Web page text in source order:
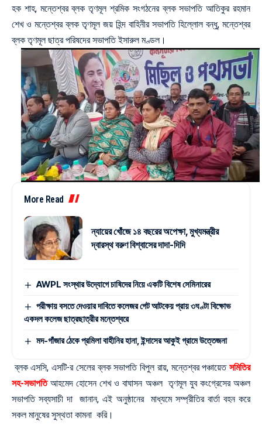
হক শাহ, মন্তেশ্বর ব্লক তৃণমূল শ্রমিক সংগঠনের ব্লক সভাপতি আতিকুর রহমান
শেখ ও মন্তেশ্বর ব্লক তৃণমূল জয় হিন্দ বাহিনীর সভাপতি হিল্লোল বন্ধু, মন্তেশ্বর
ব্লক তৃণমূল ছাত্র পরিষদের সভাপতি ইসারুল মণ্ডল।
More Read
ন্যায়ের খোঁজে ১৪ বছরের অপেক্ষা, মুখ্যমন্ত্রীর
দ্বারস্থ বরুণ বিশ্বাসের দাদা-দিদি
AWPL সংস্থার উদ্যোগে চাষিদের নিয়ে একটি বিশেষ সেমিনারের
পরীক্ষায় বসতে দেওয়ার দাবিতে কলেজর গেট আটকেয় প্রায় ৩ঘণ্টা বিক্ষোভ
একদল কলেজ ছাত্রছাত্রীর মন্তেশ্বরে
মদ-গাঁজার ঠেকে প্রমিলা বাহীনির হানা, ইন্দাসের আকুই গ্রামে উত্তেজনা
ব্লক এসসি, এসটি-র সেলের ব্লক সভাপতি বিপুল রায়, মন্তেশ্বর পঞ্চায়েত সমিতির
সহ-সভাপতিআহমেদ হোসেন শেখ ও বাঘাসন অঞ্চল তৃণমূল যুব কংগ্রেসের অঞ্চল
সভাপতি সব্যসাচী দা জানান, এই অনুষ্ঠানের মাধ্যমে সম্প্রীতির বার্তা বহন করে
সকল মানুষের সুস্থতা কামনা করি।